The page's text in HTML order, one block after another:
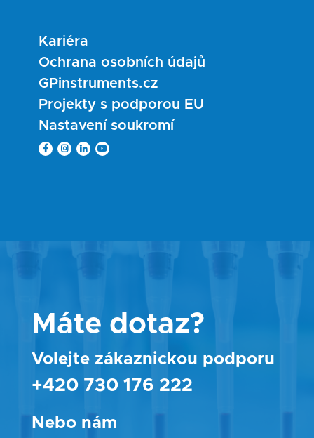
Kariéra
Ochrana osobních údajů
GPinstruments.cz
Projekty s podporou EU
Nastavení soukromí
Máte dotaz?
Volejte zákaznickou podporu
+420 730 176 222
Nebo nám